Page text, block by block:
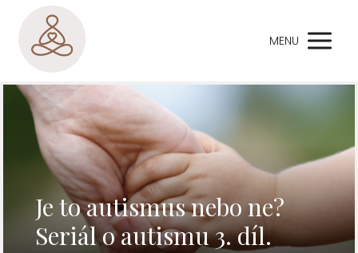
MENU
Je to autismus nebo ne?
Seriál o autismu 3. díl.